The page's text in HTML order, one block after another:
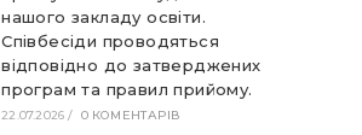
нашого закладу освіти.
Співбесіди проводяться
відповідно до затверджених
програм та правил прийому.
22.07.2026 / 0 КОМЕНТАРІВ